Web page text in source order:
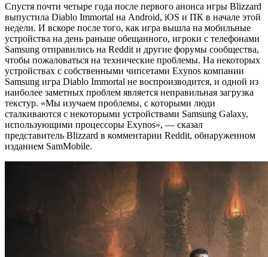
Спустя почти четыре года после первого анонса игры Blizzard
выпустила Diablo Immortal на Android, iOS и ПК в начале этой
недели. И вскоре после того, как игра вышла на мобильные
устройства на день раньше обещанного, игроки с телефонами
Samsung отправились на Reddit и другие форумы сообщества,
чтобы пожаловаться на технические проблемы. На некоторых
устройствах с собственными чипсетами Exynos компании
Samsung игра Diablo Immortal не воспроизводится, и одной из
наиболее заметных проблем является неправильная загрузка
текстур. «Мы изучаем проблемы, с которыми люди
сталкиваются с некоторыми устройствами Samsung Galaxy,
использующими процессоры Exynos», — сказал
представитель Blizzard в комментарии Reddit, обнаруженном
изданием SamMobile.